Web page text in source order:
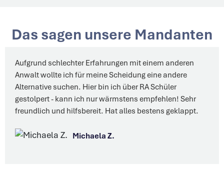
Das sagen unsere Mandanten
Aufgrund schlechter Erfahrungen mit einem anderen
Anwalt wollte ich für meine Scheidung eine andere
Alternative suchen. Hier bin ich über RA Schüler
gestolpert - kann ich nur wärmstens empfehlen! Sehr
freundlich und hilfsbereit. Hat alles bestens geklappt.
Michaela Z.